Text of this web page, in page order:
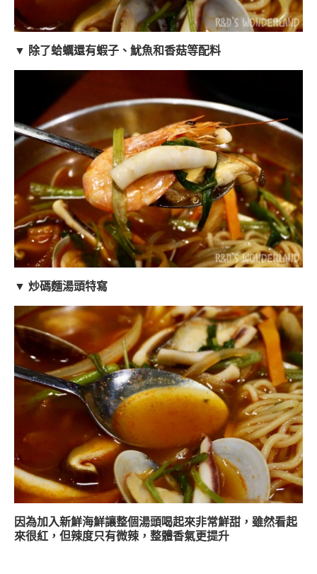
▼ 除了蛤蠣還有蝦子、魷魚和香菇等配料
▼ 炒碼麵湯頭特寫
因為加入新鮮海鮮讓整個湯頭喝起來非常鮮甜，雖然看起
來很紅，但辣度只有微辣，整體香氣更提升